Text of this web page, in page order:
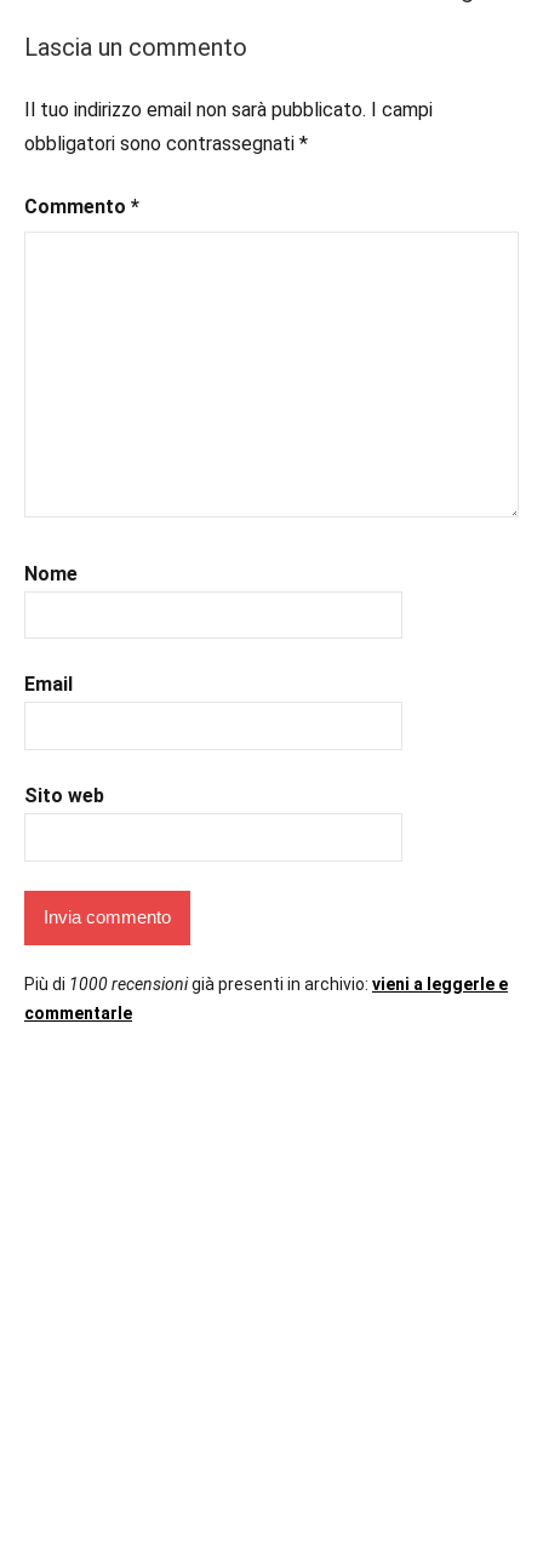
#booklover,
#ebook
#inspiration,
#ioleggo,
#uncuoretrailibri
Lascia un commento
Il tuo indirizzo email non sarà pubblicato. I campi
obbligatori sono contrassegnati *
Commento *
Nome
Email
Sito web
Più di 1000 recensionigià presenti in archivio: vieni a leggerle e
commentarle